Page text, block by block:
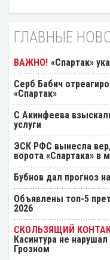
ГЛАВНЫЕ
«Спартак»
Серб Бабич
«Спартак»
С Акинфеева
услуги
ЭСК РФС вынесла
ворота «Спартака» в
Бубнов дал прогноз
Объявлены топ-5
2026
Касинтура не
Грозном